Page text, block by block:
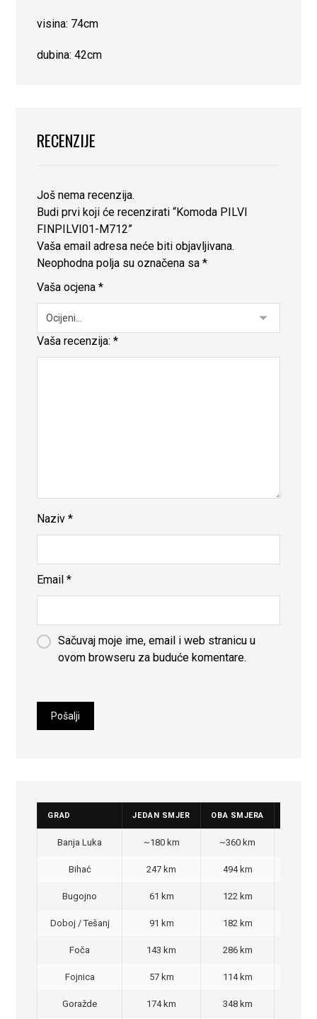
visina: 74cm
dubina: 42cm
RECENZIJE
Još nema recenzija.
Budi prvi koji će recenzirati “Komoda PILVI
FINPILVI01-M712”
Vaša email adresa neće biti objavljivana.
Neophodna polja su označena sa*
Vaša ocjena*
Vaša recenzija:*
Naziv*
Email*
Sačuvaj moje ime, email i web stranicu u
ovom browseru za buduće komentare.
GRAD JEDAN SMJER OBA SMJERA
Banja Luka ~180 km ~360 km
Bihać 247 km 494 km
Bugojno 61 km 122 km
Doboj / Tešanj 91 km 182 km
Foča 143 km 286 km
Fojnica 57 km 114 km
Goražde 174 km 348 km